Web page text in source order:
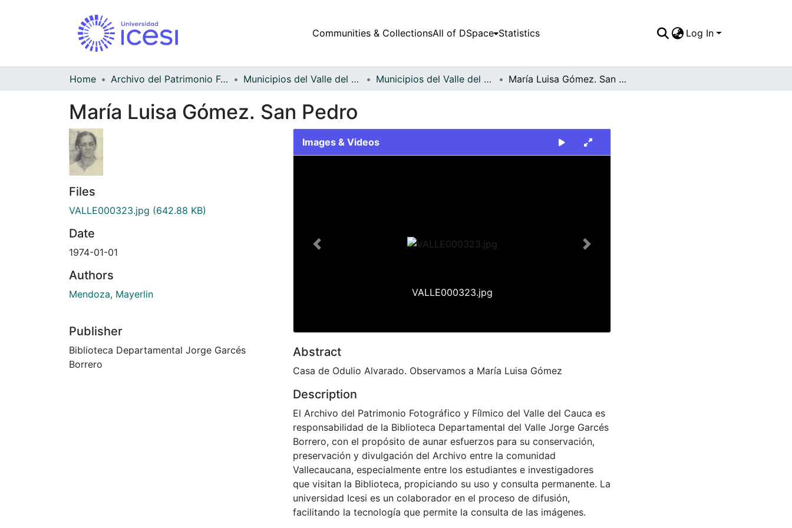
Communities & CollectionsAll of DSpace Statistics Log In
Home Archivo del Patrimonio Fotográfico y Fílmico del Valle del Cauca Municipios del Valle del Cauca Municipios del Valle del Cauca María Luisa Gómez. San Pedro
María Luisa Gómez. San Pedro
Files
VALLE000323.jpg (642.88 KB)
Date
1974-01-01
Authors
Mendoza, Mayerlin
Publisher
Biblioteca Departamental Jorge Garcés
Borrero
Images & Videos
VALLE000323.jpg
Previous Next
Abstract
Casa de Odulio Alvarado. Observamos a María Luisa Gómez
Description
El Archivo del Patrimonio Fotográfico y Fílmico del Valle del Cauca es
responsabilidad de la Biblioteca Departamental del Valle Jorge Garcés
Borrero, con el propósito de aunar esfuerzos para su conservación,
preservación y divulgación del Archivo entre la comunidad
Vallecaucana, especialmente entre los estudiantes e investigadores
que visitan la Biblioteca, propiciando su uso y consulta permanente. La
universidad Icesi es un colaborador en el proceso de difusión,
facilitando la tecnología que permite la consulta de las imágenes.